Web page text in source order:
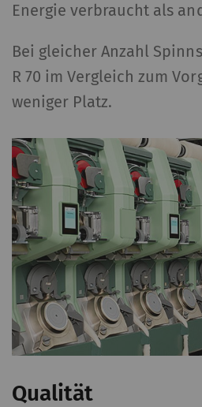
Energie verbraucht als
Bei gleicher Anzahl
R 70 im Vergleich zum
weniger Platz.
Qualität